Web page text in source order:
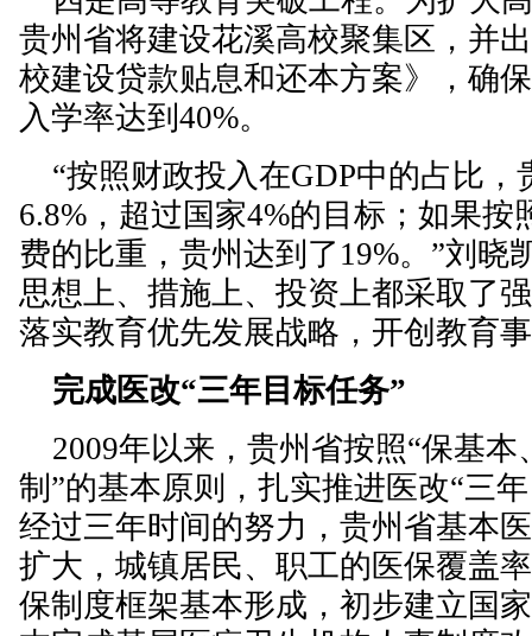
贵州省将建设花溪高校聚集区，并
校建设贷款贴息和还本方案》，确
入学率达到40%。
“按照财政投入在GDP中的占比，
6.8%，超过国家4%的目标；如果按
费的比重，贵州达到了19%。”刘晓
思想上、措施上、投资上都采取了
落实教育优先发展战略，开创教育
完成医改“三年目标任务”
2009年以来，贵州省按照“保基本
制”的基本原则，扎实推进医改“三
经过三年时间的努力，贵州省基本
扩大，城镇居民、职工的医保覆盖
保制度框架基本形成，初步建立国